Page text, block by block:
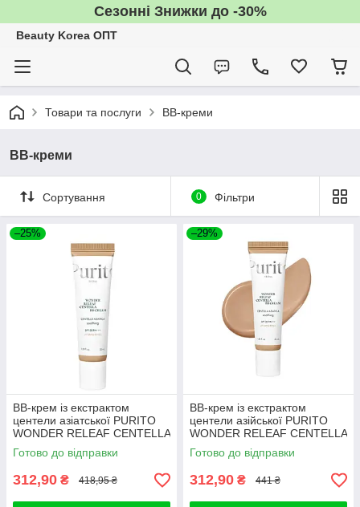
Сезонні Знижки до -30%
Beauty Korea ОПТ
Товари та послуги BB-креми
BB-креми
Сортування 0 Фільтри
–25%
BB-крем із екстрактом
центели азіатської PURITO
WONDER RELEAF CENTELLA
BB Cream #27 Sand Beige
30ml
Готово до відправки
312,90 ₴ 418,95 ₴
–29%
BB-крем із екстрактом
центели азійської PURITO
WONDER RELEAF CENTELLA
BB Cream #27 Sand Beige
30ml
Готово до відправки
312,90 ₴ 441 ₴